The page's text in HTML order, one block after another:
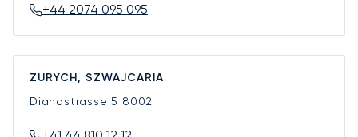
+44 2074 095 095
ZURYCH, SZWAJCARIA
Dianastrasse 5 8002